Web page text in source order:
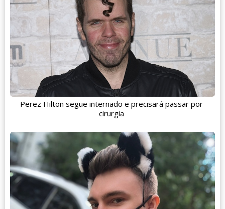
Perez Hilton segue internado e precisará passar por
cirurgia